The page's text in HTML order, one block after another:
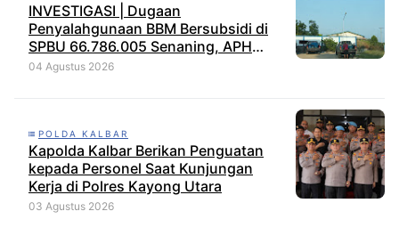
INVESTIGASI | Dugaan
Penyalahgunaan BBM Bersubsidi di
SPBU 66.786.005 Senaning, APH
Jangan Tutup Mata, BPH Migas
04 Agustus 2026
POLDA KALBAR
Kapolda Kalbar Berikan Penguatan
kepada Personel Saat Kunjungan
Kerja di Polres Kayong Utara
03 Agustus 2026